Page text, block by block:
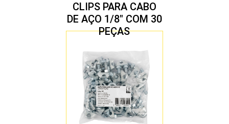
CLIPS PARA CABO
DE AÇO 1/8″ COM 30
PEÇAS